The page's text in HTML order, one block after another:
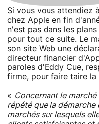
Si vous vous attendiez
chez Apple en fin
n'est pas dans les
pour tout de suite. Le
son site Web une
directeur financier
paroles d'Eddy Cue,
firme, pour faire taire la
« Concernant le
répété que la
marchés sur lesquels